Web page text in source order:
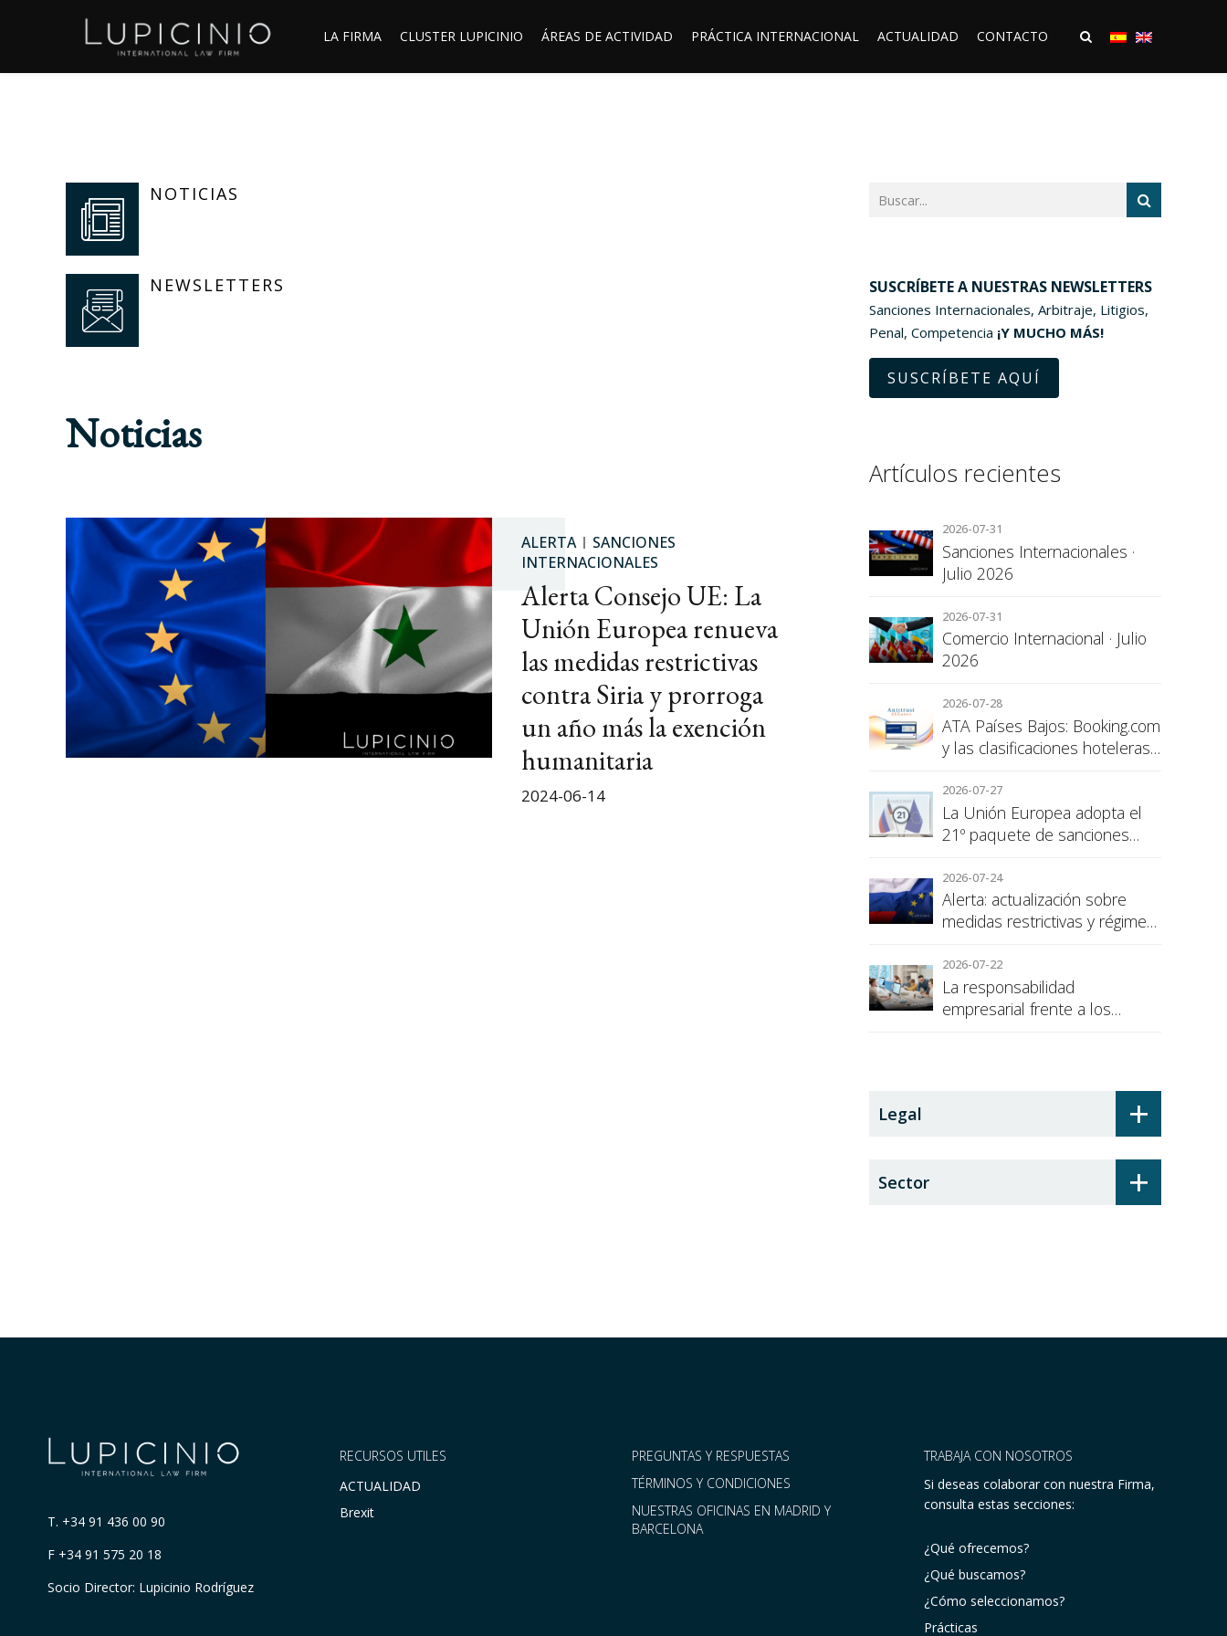
LA FIRMA CLUSTER LUPICINIO ÁREAS DE ACTIVIDAD PRÁCTICA INTERNACIONAL ACTUALIDAD CONTACTO
NOTICIAS
NEWSLETTERS
Noticias
ALERTA
SANCIONES
INTERNACIONALES
Alerta Consejo UE: La
Unión Europea renueva
las medidas restrictivas
contra Siria y prorroga
un año más la exención
humanitaria
2024-06-14
SUSCRÍBETE A NUESTRAS NEWSLETTERS
Sanciones Internacionales, Arbitraje, Litigios,
Penal, Competencia ¡Y MUCHO MÁS!
SUSCRÍBETE AQUÍ
Artículos recientes
2026-07-31
Sanciones Internacionales ·
Julio 2026
2026-07-31
Comercio Internacional · Julio
2026
2026-07-28
ATA Países Bajos: Booking.com
y las clasificaciones hoteleras,
para el consumidor
2026-07-27
La Unión Europea adopta el
21º paquete de sanciones
2026-07-24
Alerta: actualización sobre
medidas restrictivas y régimen
2026-07-22
La responsabilidad
empresarial frente a los
+
Legal
+
Sector
T. +34 91 436 00 90
F +34 91 575 20 18
Socio Director: Lupicinio Rodríguez
RECURSOS UTILES
ACTUALIDAD
Brexit
PREGUNTAS Y RESPUESTAS
TÉRMINOS Y CONDICIONES
NUESTRAS OFICINAS EN MADRID Y
BARCELONA
TRABAJA CON NOSOTROS
Si deseas colaborar con nuestra Firma,
consulta estas secciones:
¿Qué ofrecemos?
¿Qué buscamos?
¿Cómo seleccionamos?
Prácticas